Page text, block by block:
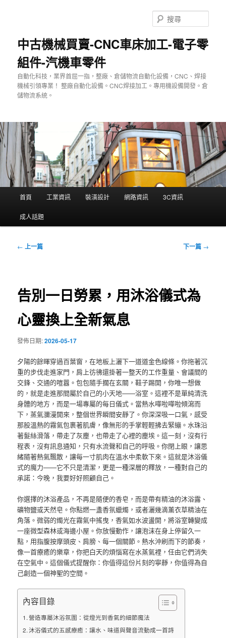
中古機械買賣-CNC車床加工-電子零
組件-汽機車零件
自動化科技，業界首屈一指，整廠、倉儲物流自動化設備，CNC、焊接
機械引領專業！ 整廠自動化設備。CNC焊接加工。專用機設備開發。倉
儲物流系統。
尋
單
首頁 工業資訊 裝潢設計 網路資訊 3C資訊
成人話題
文
← 上一篇 下一篇 →
告別一日勞累，用沐浴儀式為
心靈換上全新氣息
發佈日期:2026-05-17
夕陽的餘暉穿過百葉窗，在地板上灑下一道道金色線條。你拖著沉
重的步伐走進家門，肩上彷彿還掛著一整天的工作重量、會議間的
交鋒、交通的喧囂。包包隨手擱在玄關，鞋子踢開，你唯一想做
的，就是走進那間屬於自己的小天地——浴室。這裡不是單純清洗
身體的地方，而是一場專屬的每日儀式。當熱水嘩啦嘩啦傾瀉而
下，蒸氣瀰漫開來，整個世界瞬間安靜了。你深深吸一口氣，感受
那股溫熱的霧氣包裹著肌膚，像無形的手掌輕輕拂去緊繃。水珠沿
著髮絲滑落，帶走了灰塵，也帶走了心裡的塵埃。這一刻，沒有行
程表，沒有訊息通知，只有水流聲和自己的呼吸。你閉上眼，讓思
緒隨著熱氣飄散，讓每一寸肌肉在溫水中柔軟下來。這就是沐浴儀
式的魔力——它不只是清潔，更是一種深層的釋放，一種對自己的
承諾：今晚，我要好好照顧自己。
你選擇的沐浴產品，不再是隨便的香皂，而是帶有精油的沐浴露、
礦物鹽或天然皂。你點燃一盞香氛蠟燭，或者灑幾滴薰衣草精油在
角落。微弱的燭光在霧氣中搖曳，香氣如水波盪開，將浴室轉變成
一座微型森林或海邊小屋。你放慢動作，讓泡沫在身上停留久一
點，用指腹按摩頭皮、肩膀、每一個關節。熱水沖刷而下的節奏，
像一首療癒的樂章，你把白天的煩惱寫在水蒸氣裡，任由它們消失
在空氣中。這個儀式提醒你：你值得這份片刻的寧靜，你值得為自
己創造一個神聖的空間。
內容目錄
營造專屬沐浴氛圍：從燈光到香氣的細節魔法
沐浴儀式的五感療癒：讓水、味道與聲音流動成一首詩